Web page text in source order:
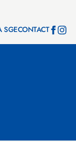
SGECONTACT